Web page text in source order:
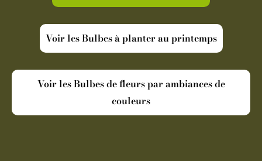
Voir les Bulbes à planter au printemps
Voir les Bulbes de fleurs par ambiances de
couleurs